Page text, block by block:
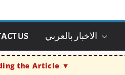
US الاخبار بالعربي
the Article